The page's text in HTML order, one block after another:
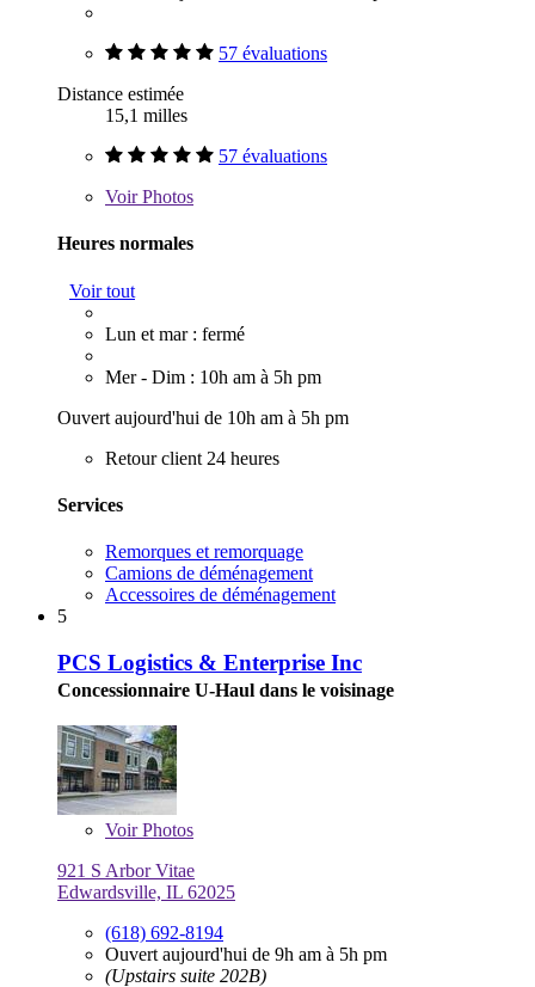
57 évaluations
Distance estimée
15,1 milles
57 évaluations
VoirPhotos
Heures normales
Voir tout
Lun et mar : fermé
Mer - Dim : 10h am à 5h pm
Ouvert aujourd'hui de 10h am à 5h pm
Retour client 24 heures
Services
Remorques et remorquage
Camions de déménagement
Accessoires de déménagement
5
PCS Logistics & Enterprise Inc
Concessionnaire U-Haul dans le voisinage
VoirPhotos
921 S Arbor Vitae
Edwardsville, IL 62025
(618) 692-8194
Ouvert aujourd'hui de 9h am à 5h pm
(Upstairs suite 202B)